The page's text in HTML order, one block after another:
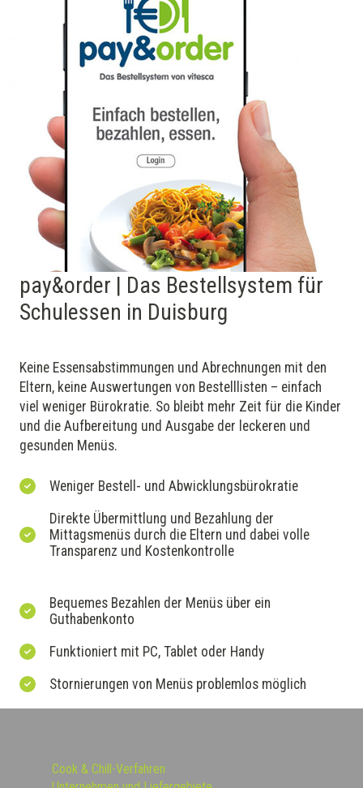
pay&order | Das Bestellsystem für
Schulessen in Duisburg
Keine Essens­abstimmungen und Ab­rechnungen mit den
Eltern, keine Aus­wer­tungen von Bestelllisten – einfach
viel weniger Bürokratie. So bleibt mehr Zeit für die Kinder
und die Aufbereitung und Ausgabe der leckeren und
gesunden Menüs.
Weniger Bestell- und Abwicklungsbürokratie
Direkte Übermittlung und Bezahlung der
Mittagsmenüs durch die Eltern und dabei volle
Transparenz und Kostenkontrolle
Bequemes Bezahlen der Menüs über ein
Guthabenkonto
Funktioniert mit PC, Tablet oder Handy
Stornierungen von Menüs problemlos möglich
Cook & Chill-Verfahren